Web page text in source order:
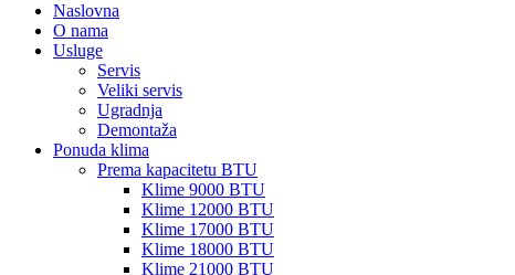
Naslovna
O nama
Usluge
Servis
Veliki servis
Ugradnja
Demontaža
Ponuda klima
Prema kapacitetu BTU
Klime 9000 BTU
Klime 12000 BTU
Klime 17000 BTU
Klime 18000 BTU
Klime 21000 BTU